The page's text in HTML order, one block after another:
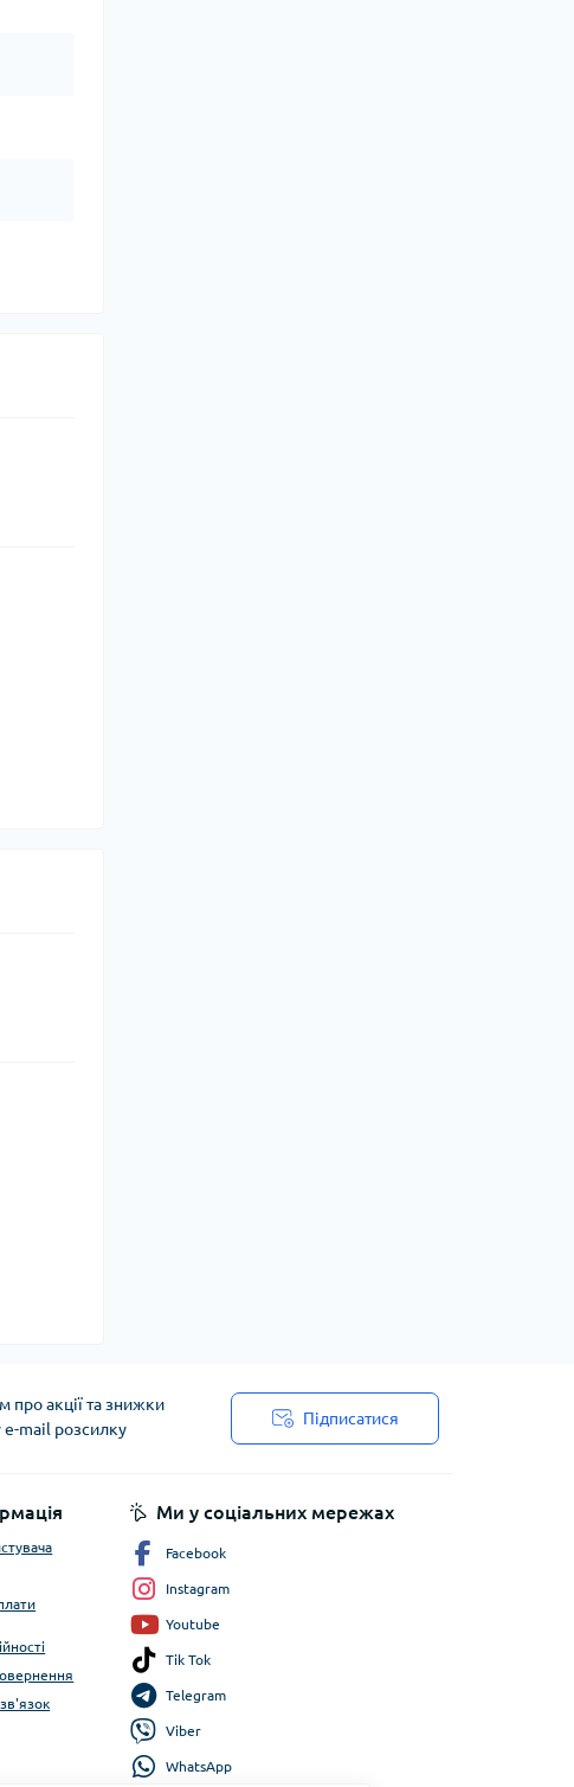
про акції та знижки
e-mail розсилку
Підписатися
Ми у соціальних мережах
Facebook
Instagram
Youtube
Tik Tok
Telegram
Viber
WhatsApp